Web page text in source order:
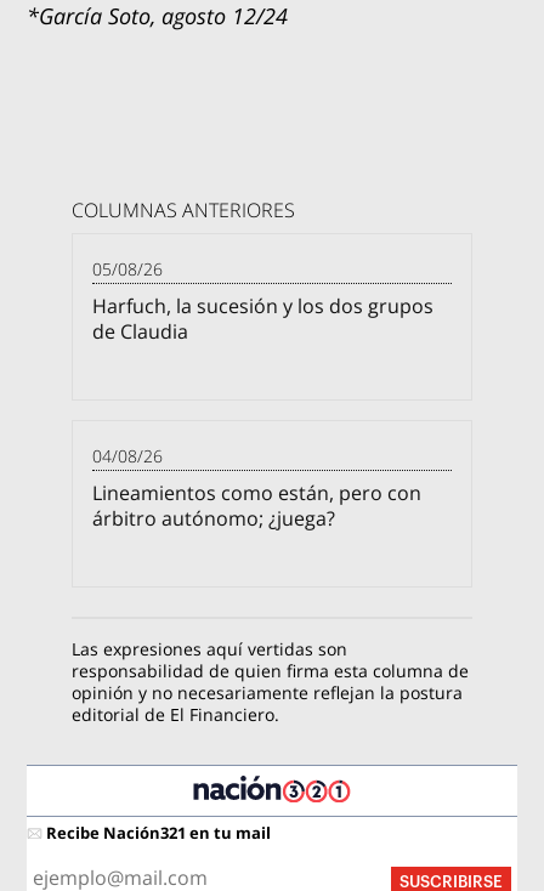
*García Soto, agosto 12/24
COLUMNAS ANTERIORES
05/08/26
Harfuch, la sucesión y los dos grupos
de Claudia
04/08/26
Lineamientos como están, pero con
árbitro autónomo; ¿juega?
Las expresiones aquí vertidas son
responsabilidad de quien firma esta columna de
opinión y no necesariamente reflejan la postura
editorial de El Financiero.
Recibe Nación321 en tu mail
SUSCRIBIRSE